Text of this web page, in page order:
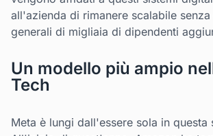
all'azienda di rimanere scalabile
generali di migliaia di dipendenti
Un modello più ampio
Tech
Meta è lungi dall'essere sola in questa